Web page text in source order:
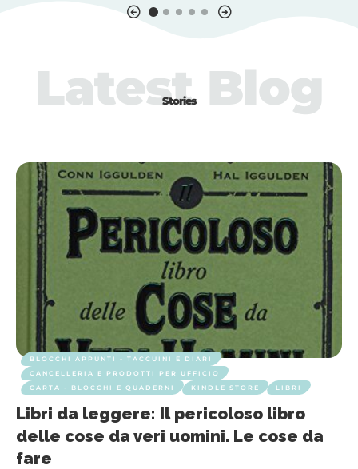
Stories
Latest Blog
BLOCCHI APPUNTI - TACCUINI E DIARI
CANCELLERIA E PRODOTTI PER UFFICIO
CARTA - BLOCCHI E QUADERNI
KINDLE STORE LIBRI
Libri da leggere: Il pericoloso libro
delle cose da veri uomini. Le cose da
fare